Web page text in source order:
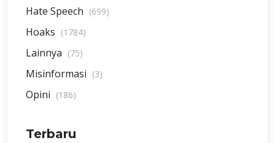
Hate Speech (699)
Hoaks (1784)
Lainnya (75)
Misinformasi (3)
Opini (186)
Terbaru